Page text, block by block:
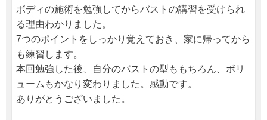
ボディの施術を勉強してからバストの講習を受けられ
る理由わかりました。
7つのポイントをしっかり覚えておき、家に帰ってから
も練習します。
本回勉強した後、自分のバストの型ももちろん、ボリ
ュームもかなり変わりました。感動です。
ありがとうございました。